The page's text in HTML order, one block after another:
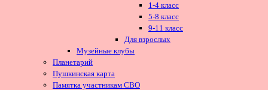
1-4 класс
5-8 класс
9-11 класс
Для взрослых
Музейные клубы
Планетарий
Пушкинская карта
Памятка участникам СВО